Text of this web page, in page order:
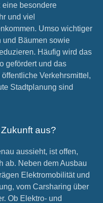
eine besondere
und viel
Umso wichtiger
und Bäumen sowie
Häufig wird das
gefördert und das
Verkehrsmittel,
Stadtplanung sind
aus?
aussieht, ist offen,
ab. Neben dem Ausbau
Elektromobilität und
vom Carsharing über
Ob Elektro- und